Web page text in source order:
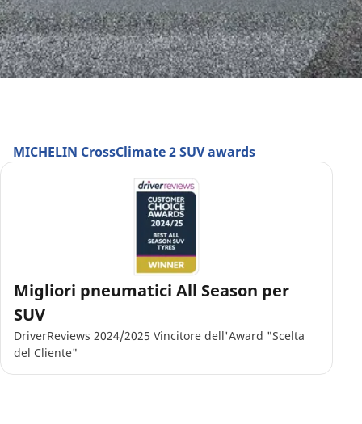
MICHELIN CrossClimate 2 SUV awards
Migliori pneumatici All Season per
SUV
DriverReviews 2024/2025 Vincitore dell'Award "Scelta
del Cliente"